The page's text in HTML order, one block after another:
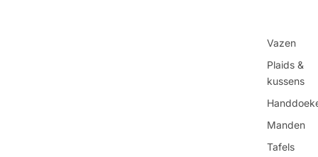
Vazen
Plaids &
kussens
Manden
Tafels